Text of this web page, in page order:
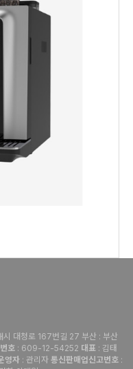
시 대청로 167번길 27 부산 : 부산
호 : 609-12-54252 대표 : 김태
영자 : 관리자 통신판매업신고번호 :